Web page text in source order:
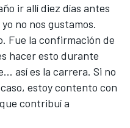
ir allí diez días antes
no nos gustamos.
Fue la confirmación de
hacer esto durante
así es la carrera. Si no
estoy contento con
contribuí a